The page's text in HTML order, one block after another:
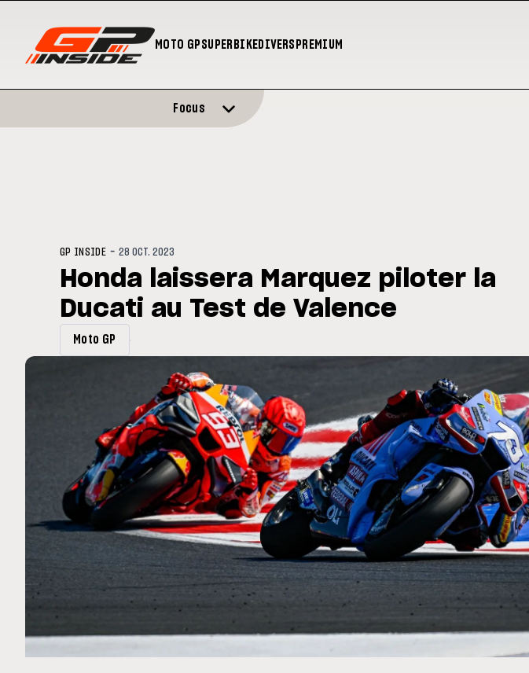
MOTO GPSUPERBIKEDIVERS PREMIUM
Silverstone : Horaires et Programme du GP de
Grande-Bretagne
Zarco
Focus
GP INSIDE -28 OCT. 2023
Honda laissera Marquez piloter la
Ducati au Test de Valence
Moto GP